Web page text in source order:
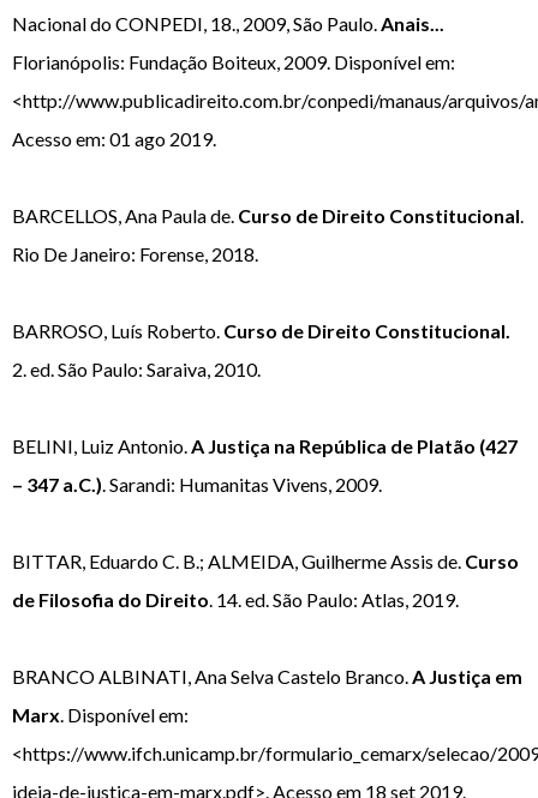
Nacional do CONPEDI, 18., 2009, São Paulo.Anais...
Florianópolis: Fundação Boiteux, 2009. Disponível em:
<http://www.publicadireito.com.br/conpedi/manaus/arquivos/
Acesso em: 01 ago 2019.
BARCELLOS, Ana Paula de. Curso de Direito Constitucional.
Rio De Janeiro: Forense, 2018.
BARROSO, Luís Roberto. Curso de Direito Constitucional.
2. ed. São Paulo: Saraiva, 2010.
BELINI, Luiz Antonio.A Justiça na República de Platão (427
– 347 a.C.). Sarandi: Humanitas Vivens, 2009.
BITTAR, Eduardo C. B.; ALMEIDA, Guilherme Assis de. Curso
de Filosofia do Direito. 14. ed. São Paulo: Atlas, 2019.
BRANCO ALBINATI, Ana Selva Castelo Branco.A Justiça em
Marx. Disponível em:
<https://www.ifch.unicamp.br/formulario_cemarx/selecao/
ideia-de-justica-em-marx.pdf>. Acesso em 18 set 2019.